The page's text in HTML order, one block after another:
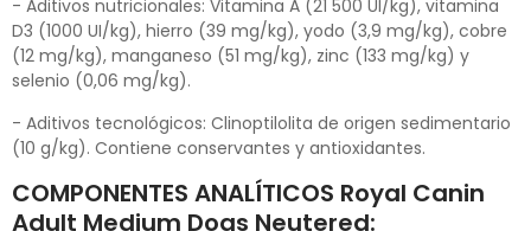
- Aditivos nutricionales: Vitamina A (21 500 UI/kg), vitamina
D3 (1000 UI/kg), hierro (39 mg/kg), yodo (3,9 mg/kg), cobre
(12 mg/kg), manganeso (51 mg/kg), zinc (133 mg/kg) y
selenio (0,06 mg/kg).
- Aditivos tecnológicos: Clinoptilolita de origen sedimentario
(10 g/kg). Contiene conservantes y antioxidantes.
COMPONENTES ANALÍTICOS Royal Canin
Adult Medium Dogs Neutered: